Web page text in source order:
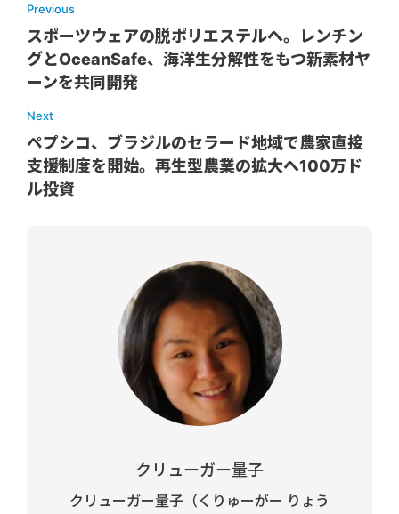
Previous
スポーツウェアの脱ポリエステルへ。レンチン
グとOceanSafe、海洋生分解性をもつ新素材ヤ
ーンを共同開発
Next
ペプシコ、ブラジルのセラード地域で農家直接
支援制度を開始。再生型農業の拡大へ100万ド
ル投資
クリューガー量子
クリューガー量子（くりゅーがー りょう